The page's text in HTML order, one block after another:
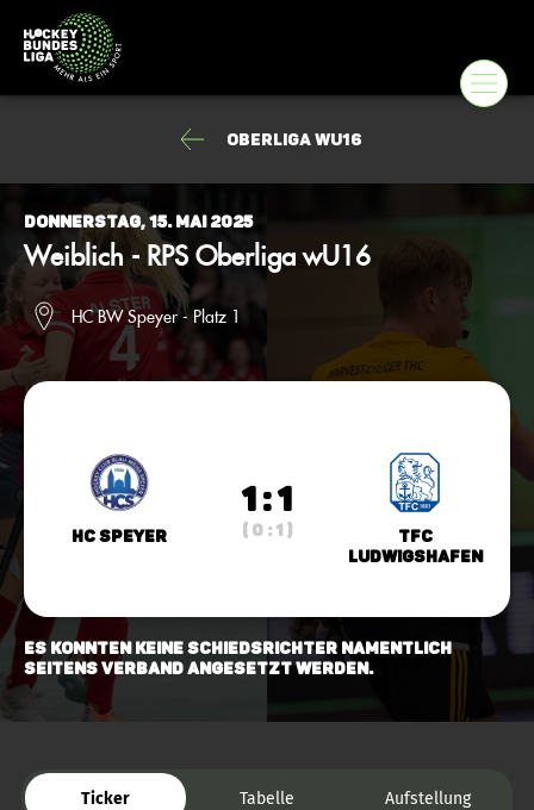
Oberliga wU16
Donnerstag, 15. Mai 2025
Weiblich - RPS Oberliga wU16
HC BW Speyer - Platz 1
HC Speyer
1 : 1
( 0 : 1 )
TFC
Ludwigshafen
Es konnten keine Schiedsrichter namentlich
seitens Verband angesetzt werden.
Ticker Tabelle Aufstellung